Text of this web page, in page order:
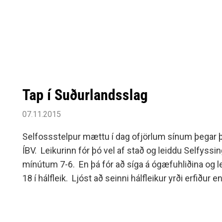
Tap í Suðurlandsslag
07.11.2015
Selfossstelpur mættu í dag ofjörlum sínum þegar
ÍBV. Leikurinn fór þó vel af stað og leiddu
mínútum 7-6. En þá fór að síga á ógæfuhliðina og
18 í hálfleik. Ljóst að seinni hálfleikur yrði erfiður